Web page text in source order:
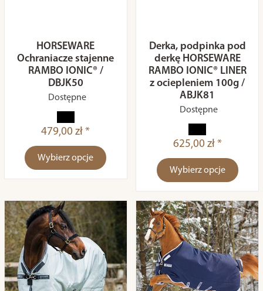
HORSEWARE
Ochraniacze stajenne
RAMBO IONIC® /
DBJK50
Dostępne
479,00 zł *
Wybierz opcje
Derka, podpinka pod
derkę HORSEWARE
RAMBO IONIC® LINER
z ociepleniem 100g /
ABJK81
Dostępne
625,00 zł *
Wybierz opcje